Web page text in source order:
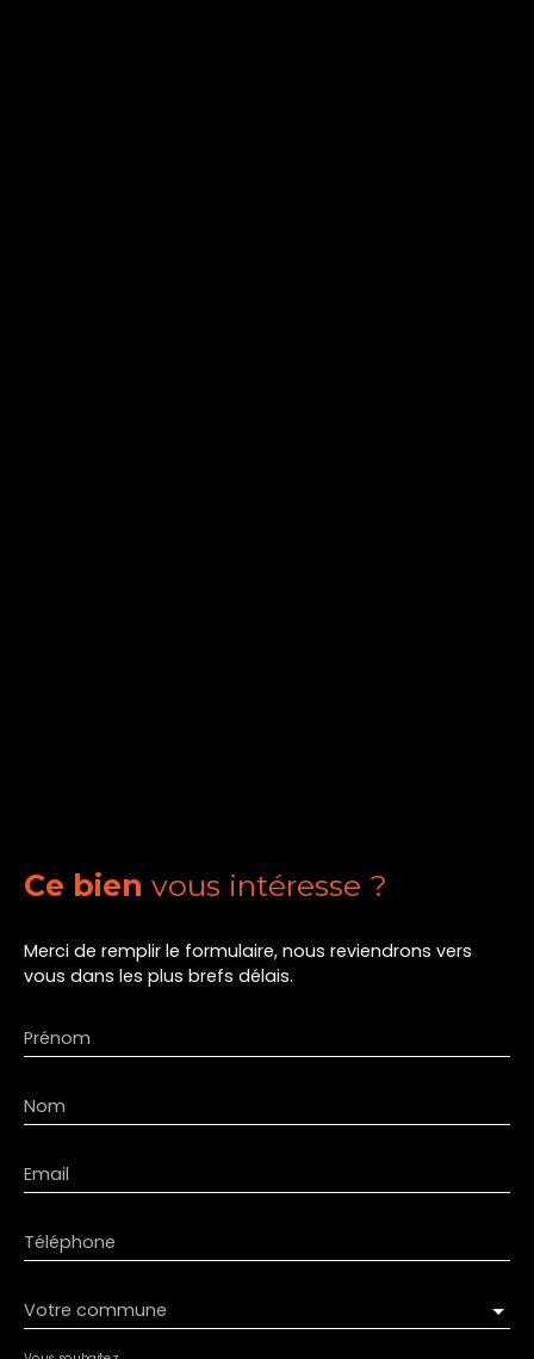
Ce bien vous intéresse ?
Merci de remplir le formulaire, nous reviendrons vers
vous dans les plus brefs délais.
Prénom
Nom
Email
Téléphone
Votre commune